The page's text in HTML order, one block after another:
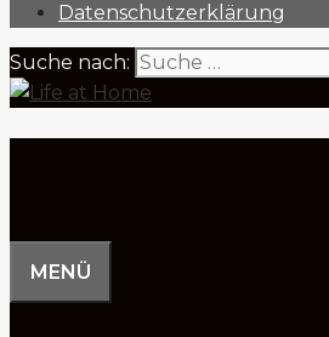
Datenschutzerklärung
Suche nach:
MENÜ